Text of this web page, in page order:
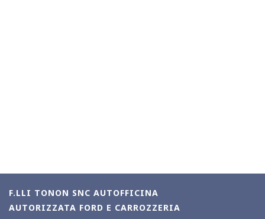
F.LLI TONON SNC AUTOFFICINA
AUTORIZZATA FORD E CARROZZERIA